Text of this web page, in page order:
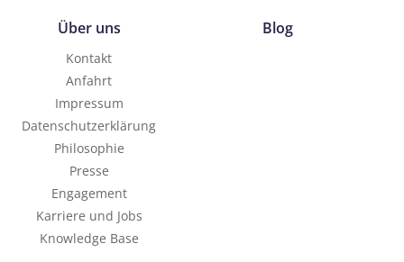
Über uns
Kontakt
Anfahrt
Impressum
Datenschutzerklärung
Philosophie
Presse
Engagement
Karriere und Jobs
Knowledge Base
Blog